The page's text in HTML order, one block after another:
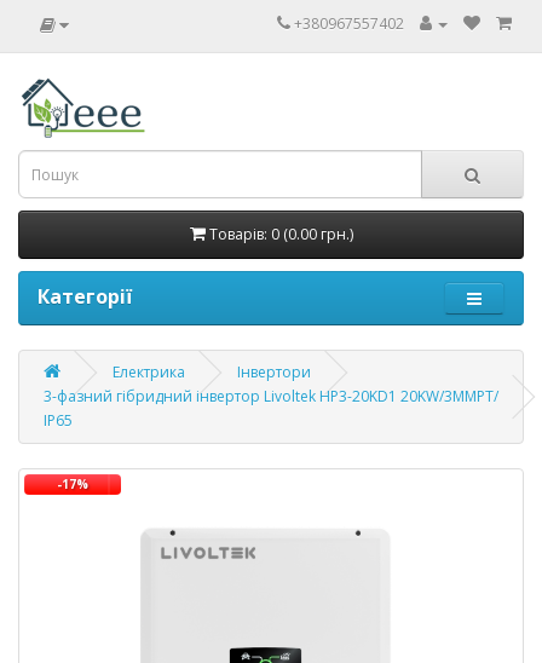
+380967557402
Товарів: 0 (0.00 грн.)
Категорії
Електрика
Інвертори
3-фазний гібридний інвертор Livoltek HP3-20KD1 20KW/3MMPT/
IP65
-17%